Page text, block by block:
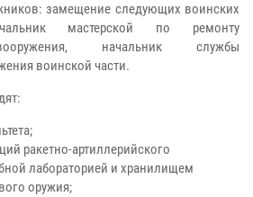
замещение следующих воинских
мастерской по ремонту
начальник службы
воинской части.
ракетно-артиллерийского
лабораторией и хранилищем
оружия;